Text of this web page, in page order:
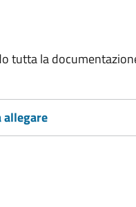
tutta la
allegare